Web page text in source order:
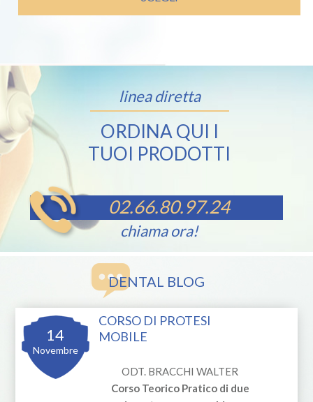
linea diretta
ORDINA QUI I
TUOI PRODOTTI
02.66.80.97.24
chiama ora!
DENTAL BLOG
14
Novembre
CORSO DI PROTESI
MOBILE
ODT. BRACCHI WALTER
Corso Teorico Pratico di due